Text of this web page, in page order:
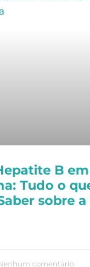
B em
Tudo o
sobre
comentário